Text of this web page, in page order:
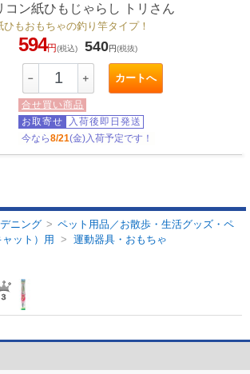
コン紙ひもじゃらし トリさん
もおもちゃの釣り竿タイプ！
594円(税込) 540円(税抜)
－ ＋ カートへ
合せ買い商品
お取寄せ
入荷後即日発送
今なら8/21(金)入荷予定です！
ニング > ペット用品／お散歩・生活グッズ・ペ
ット）用 > 運動器具・おもちゃ